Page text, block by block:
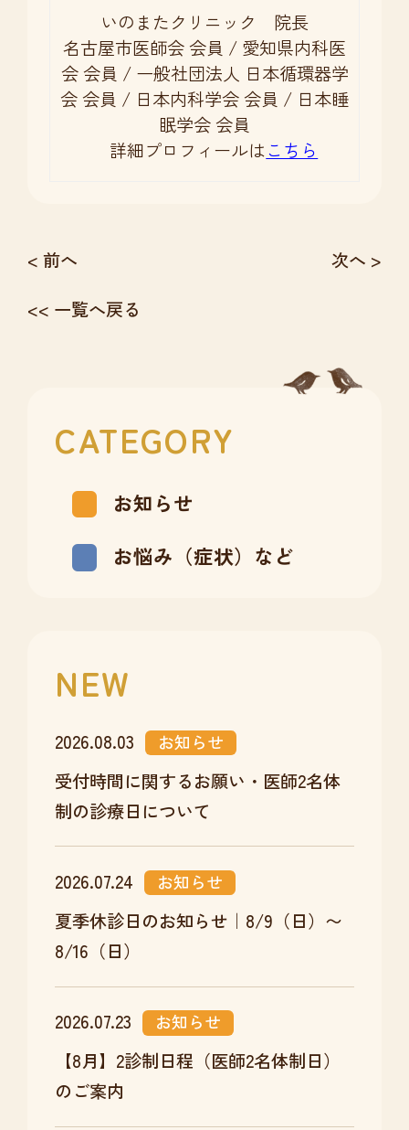
いのまたクリニック 院長
名古屋市医師会 会員 / 愛知県内科医
会 会員 / 一般社団法人 日本循環器学
会 会員 / 日本内科学会 会員 / 日本睡
眠学会 会員
詳細プロフィールはこちら
< 前へ
次へ >
<< 一覧へ戻る
CATEGORY
お知らせ
お悩み（症状）など
NEW
2026.08.03 お知らせ
受付時間に関するお願い・医師2名体
制の診療日について
2026.07.24 お知らせ
夏季休診日のお知らせ｜8/9（日）〜
8/16（日）
2026.07.23 お知らせ
【8月】2診制日程（医師2名体制日）
のご案内